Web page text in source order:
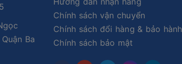
Ba
Chính sách vận chuyển
Chính sách đổi hàng & bảo hành
Chính sách bảo mật